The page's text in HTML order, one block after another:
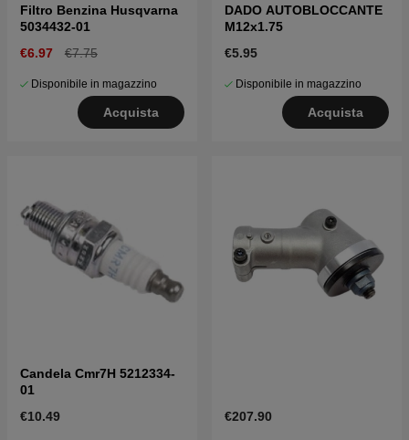
Filtro Benzina Husqvarna
5034432-01
€6.97
€7.75
Disponibile in magazzino
Acquista
DADO AUTOBLOCCANTE
M12x1.75
€5.95
Disponibile in magazzino
Acquista
Candela Cmr7H 5212334-
01
€10.49
€207.90